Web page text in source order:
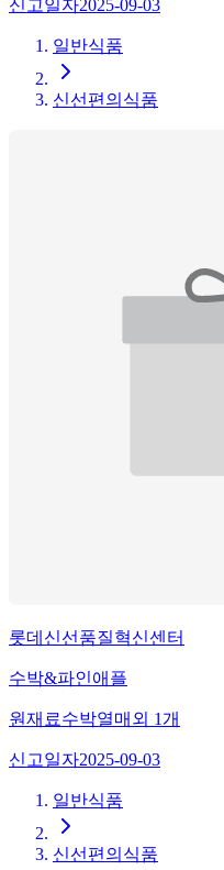
신고일자2025-09-03
일반식품
신선편의식품
롯데신선품질혁신센터
수박&파인애플
원재료수박열매 외 1개
신고일자2025-09-03
일반식품
신선편의식품